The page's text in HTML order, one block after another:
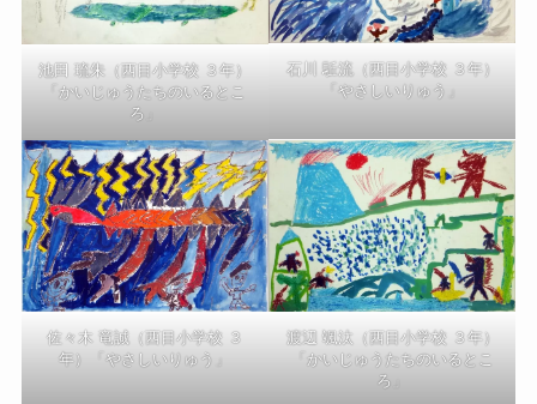
池田 琉朱（西目小学校 ３年）
「かいじゅうたちのいるとこ
ろ」
石川 駈流（西目小学校 ３年）
「やさしいりゅう」
佐々木 竜誠（西目小学校 ３
年）「やさしいりゅう」
渡辺 颯汰（西目小学校 ３年）
「かいじゅうたちのいるとこ
ろ」